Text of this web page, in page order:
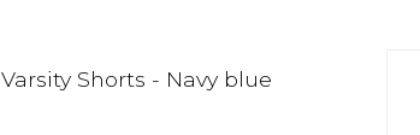
Varsity Shorts - Navy blue